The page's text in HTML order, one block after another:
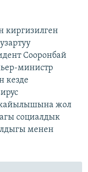
киргизилген
Сооронбай
министр
кезде
жол
социалдык
менен